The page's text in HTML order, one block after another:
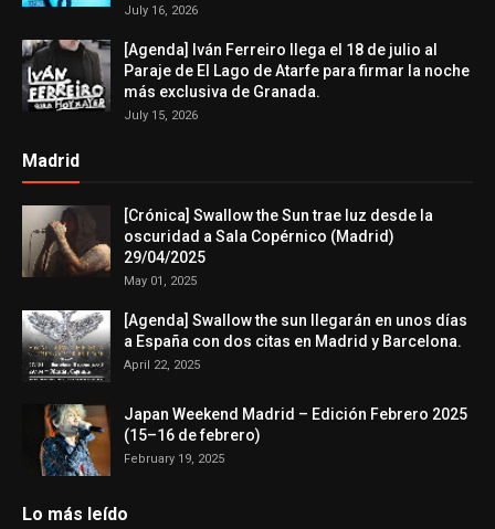
July 16, 2026
[Agenda] Iván Ferreiro llega el 18 de julio al
Paraje de El Lago de Atarfe para firmar la noche
más exclusiva de Granada.
July 15, 2026
Madrid
[Crónica] Swallow the Sun trae luz desde la
oscuridad a Sala Copérnico (Madrid)
29/04/2025
May 01, 2025
[Agenda] Swallow the sun llegarán en unos días
a España con dos citas en Madrid y Barcelona.
April 22, 2025
Japan Weekend Madrid – Edición Febrero 2025
(15–16 de febrero)
February 19, 2025
Lo más leído